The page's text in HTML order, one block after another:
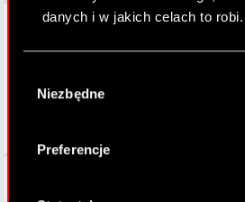
danych i w jakich celach to robi.
lokalizacji geograficznej z
Identyfikować Twoje
analizując
zgody
Niezbędne
Preferencje